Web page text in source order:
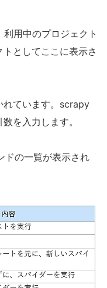
用中のプロジェクト
としてここに表示さ
れています。scrapy
を入力します。
ドの一覧が表示され